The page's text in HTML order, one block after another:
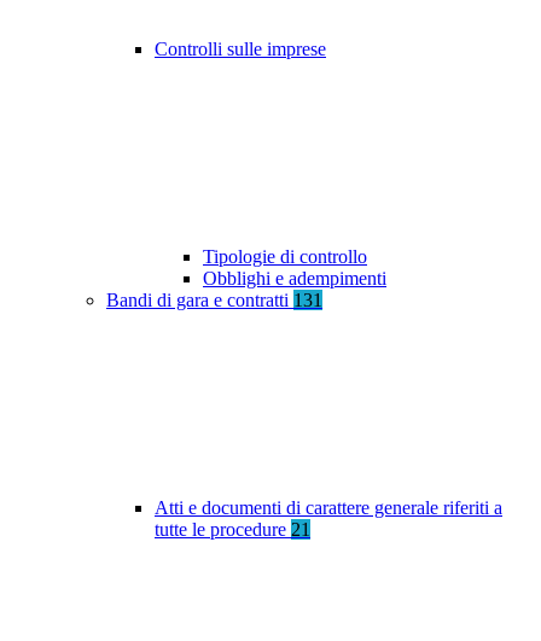
Controlli sulle imprese
Tipologie di controllo
Obblighi e adempimenti
Bandi di gara e contratti 131
Atti e documenti di carattere generale riferiti a
tutte le procedure 21